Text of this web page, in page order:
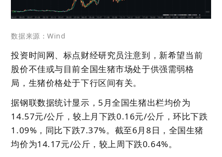
数据来源：Wind
投资时间网、 标点财经研究员注意到，新希望当前
股价不佳或与目前全国生猪市场处于供强需弱格
局，生猪价格处于下行区间有关。
据钢联数据统计显示，5月全国生猪出栏均价为
14.57元/公斤，较上月下跌0.16元/公斤，环比下跌
1.09%，同比下跌7.37%。截至6月8日，全国生猪
均价为14.17元/公斤，较上周下跌0.64%。